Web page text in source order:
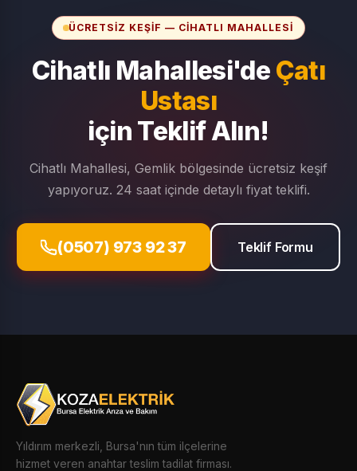
ÜCRETSIZ KEŞIF — CIHATLI MAHALLESI
Cihatlı Mahallesi'de Çatı
Ustası
için Teklif Alın!
Cihatlı Mahallesi, Gemlik bölgesinde ücretsiz keşif
yapıyoruz. 24 saat içinde detaylı fiyat teklifi.
(0507) 973 92 37 Teklif Formu
Yıldırım merkezli, Bursa'nın tüm ilçelerine
hizmet veren anahtar teslim tadilat firması.